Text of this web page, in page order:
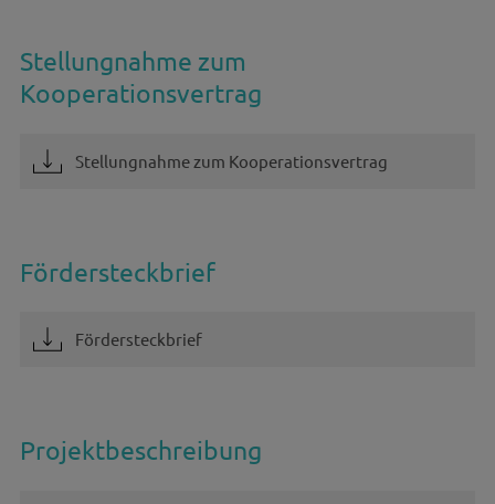
Stellungnahme zum
Kooperationsvertrag
Stellungnahme zum Kooperationsvertrag
Fördersteckbrief
Fördersteckbrief
Projektbeschreibung